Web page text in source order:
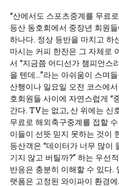
“산에서도 스포츠중계를 무료
등산 동호회에서 중장년 회원
하나다. 정상 등반을 마치고 하
마시는 커피 한잔은 그 자체로
서 “지금쯤 어디선가 챔피언스
을 텐데…”라는 아쉬움이 스며
산행이나 일요일 오전 코스에
호회원들 사이에 자연스럽게 “
간다. TV는 없고, 산 위에는 신
무료로 해외축구중계를 접할
이들이 선뜻 믿지 못하는 것이
등산객은 “데이터가 너무 많이
기지 않고 버틸까?” 하는 우선
반응은 충분히 이해할 수 있다.
랫폼은 고정된 와이파이 환경